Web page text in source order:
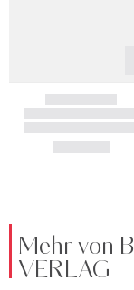
Mehr von
VERLAG